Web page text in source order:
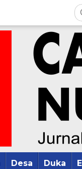
Desa Duka